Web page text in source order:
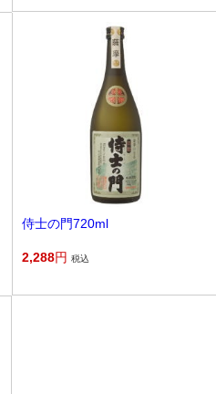
侍士の門720ml
2,288円 税込